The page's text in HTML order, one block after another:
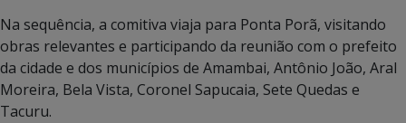
Na sequência, a comitiva viaja para Ponta Porã, visitando
obras relevantes e participando da reunião com o prefeito
da cidade e dos municípios de Amambai, Antônio João, Aral
Moreira, Bela Vista, Coronel Sapucaia, Sete Quedas e
Tacuru.